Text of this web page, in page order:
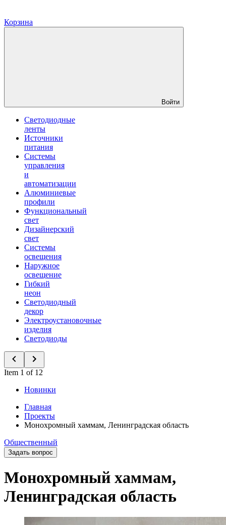
Корзина
Войти
Светодиодные
ленты
Источники
питания
Системы
управления
и
автоматизации
Алюминиевые
профили
Функциональный
свет
Дизайнерский
свет
Системы
освещения
Наружное
освещение
Гибкий
неон
Светодиодный
декор
Электроустановочные
изделия
Светодиоды
Item 1 of 12
Новинки
Главная
Проекты
Монохромный хаммам, Ленинградская область
Общественный
Задать вопрос
Монохромный хаммам,
Ленинградская область